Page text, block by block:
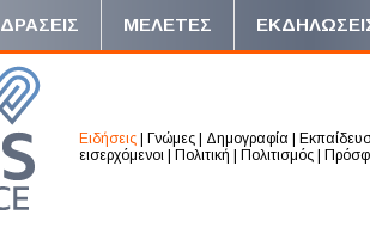
ΔΡΑΣΕΙΣ ΜΕΛΕΤΕΣ
Ειδήσεις| Γνώμες| Δημογραφία
εισερχόμενοι| Πολιτική Πολιτισμός|